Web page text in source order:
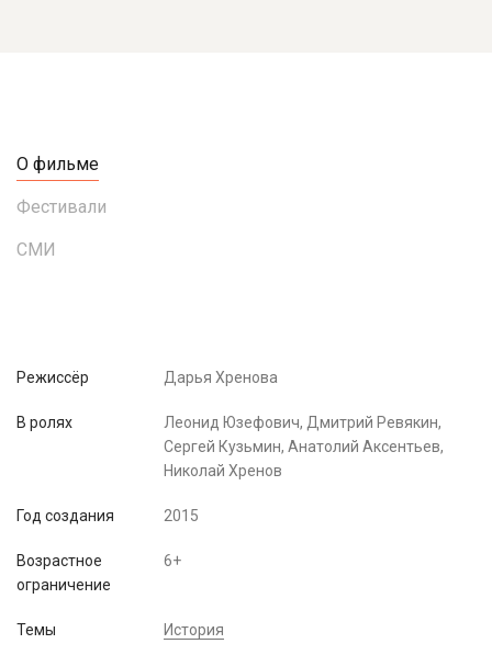
О фильме
Фестивали
СМИ
Режиссёр Дарья Хренова
В ролях
Леонид Юзефович, Дмитрий Ревякин,
Сергей Кузьмин, Анатолий Аксентьев,
Николай Хренов
Год создания 2015
Возрастное
ограничение
6+
Темы История